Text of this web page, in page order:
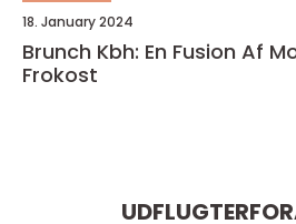
18. January 2024
Brunch Kbh: En Fusion Af
Frokost